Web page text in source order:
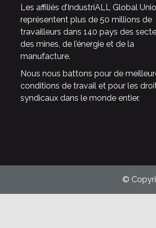
Les affiliés d’IndustriALL Global
représentent plus de 50 millions de
travailleurs dans 140 pays des
des mines, de l’énergie et de la
manufacture.
Nous nous battons pour de
conditions de travail et pour les
syndicaux dans le monde entier.
©